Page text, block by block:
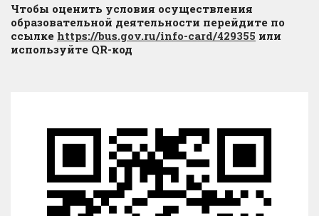
Чтобы оценить условия осуществления
образовательной деятельности перейдите по
ссылке https://bus.gov.ru/info-card/429355 или
используйте QR-код